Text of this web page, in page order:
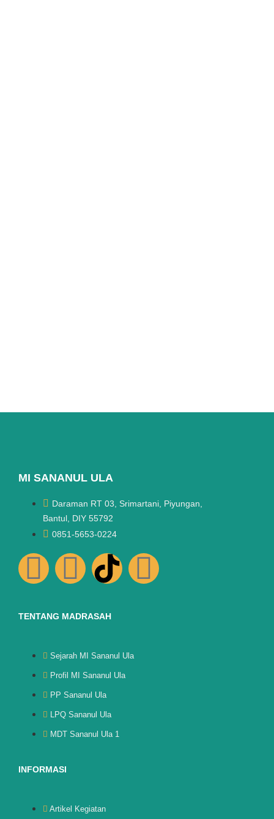
MI SANANUL ULA
Daraman RT 03, Srimartani, Piyungan,
Bantul, DIY 55792
0851-5653-0224
TENTANG MADRASAH
Sejarah MI Sananul Ula
Profil MI Sananul Ula
PP Sananul Ula
LPQ Sananul Ula
MDT Sananul Ula 1
INFORMASI
Artikel Kegiatan